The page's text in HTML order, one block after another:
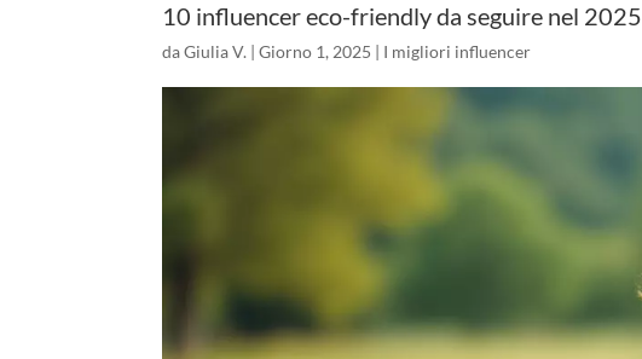
10 influencer eco-friendly da seguire nel 2025
daGiulia V. |Giorno 1, 2025 | I migliori influencer